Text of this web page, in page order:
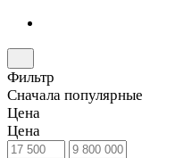
Фильтр
Сначала популярные
Цена
Цена